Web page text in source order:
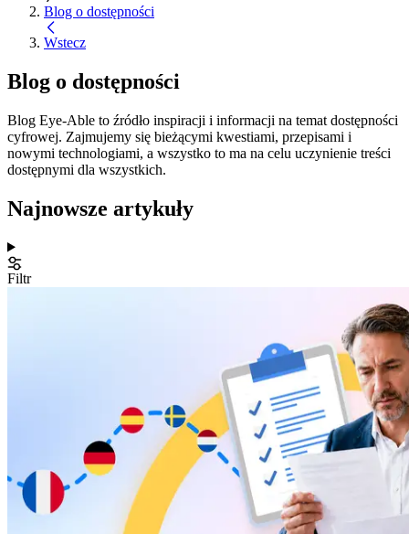
Blog o dostępności
Wstecz
Blog o dostępności
Blog Eye-Able to źródło inspiracji i informacji na temat dostępności
cyfrowej. Zajmujemy się bieżącymi kwestiami, przepisami i
nowymi technologiami, a wszystko to ma na celu uczynienie treści
dostępnymi dla wszystkich.
Najnowsze artykuły
Filtr